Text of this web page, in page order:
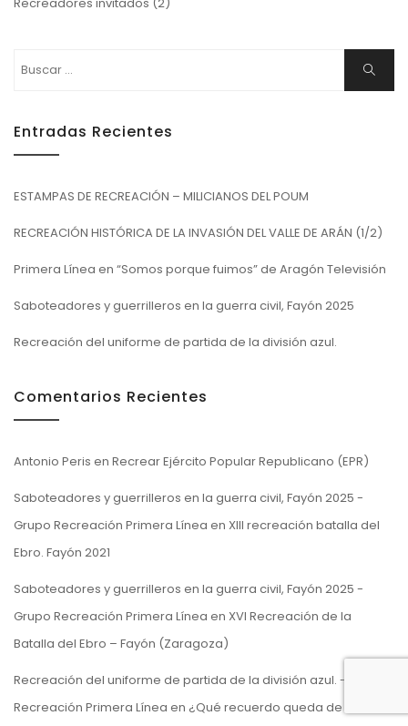
Buscar
Entradas Recientes
ESTAMPAS DE RECREACIÓN – MILICIANOS DEL POUM
RECREACIÓN HISTÓRICA DE LA INVASIÓN DEL VALLE DE ARÁN (1/2)
Primera Línea en “Somos porque fuimos” de Aragón Televisión
Saboteadores y guerrilleros en la guerra civil, Fayón 2025
Recreación del uniforme de partida de la división azul.
Comentarios Recientes
Antonio Peris en Recrear Ejército Popular Republicano (EPR)
Saboteadores y guerrilleros en la guerra civil, Fayón 2025 -
Grupo Recreación Primera Línea en XIII recreación batalla del
Ebro. Fayón 2021
Saboteadores y guerrilleros en la guerra civil, Fayón 2025 -
Grupo Recreación Primera Línea en XVI Recreación de la
Batalla del Ebro – Fayón (Zaragoza)
Recreación del uniforme de partida de la división azul. - Grupo
Recreación Primera Línea en ¿Qué recuerdo queda de las V